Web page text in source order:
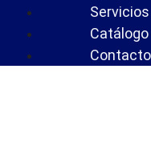
Servicios
Catálogo
Contacto